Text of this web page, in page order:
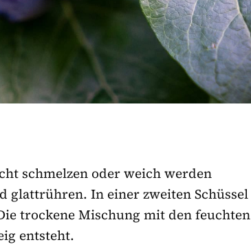
schmelzen oder weich werden
glattrühren. In einer zweiten Schüssel
trockene Mischung mit den feuchten
entsteht.